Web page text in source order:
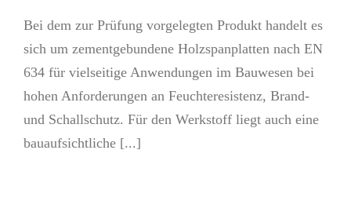
Bei dem zur Prüfung vorgelegten Produkt handelt es
sich um zementgebundene Holzspanplatten nach EN
634 für vielseitige Anwendungen im Bauwesen bei
hohen Anforderungen an Feuchteresistenz, Brand-
und Schallschutz. Für den Werkstoff liegt auch eine
bauaufsichtliche [...]